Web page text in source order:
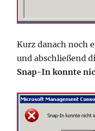
Kurz danach noch
und abschließend
Snap-In konnte